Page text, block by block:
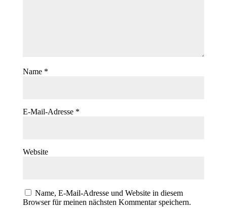
Name *
E-Mail-Adresse *
Website
Name, E-Mail-Adresse und Website in diesem
Browser für meinen nächsten Kommentar speichern.